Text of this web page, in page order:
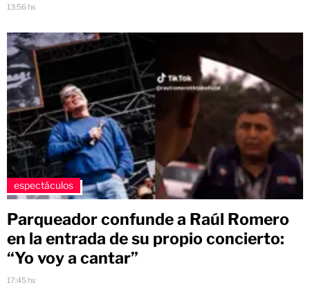
13:56 hs
espectáculos
Parqueador confunde a Raúl Romero
en la entrada de su propio concierto:
“Yo voy a cantar”
17:45 hs